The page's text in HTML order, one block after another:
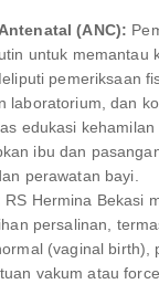
(ANC):
untuk memantau
pemeriksaan
laboratorium, dan
edukasi kehamilan
ibu dan
perawatan bayi.
RS Hermina Bekasi
persalinan,
(vaginal birth),
vakum atau